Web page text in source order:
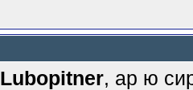
Lubopitner, ар ю